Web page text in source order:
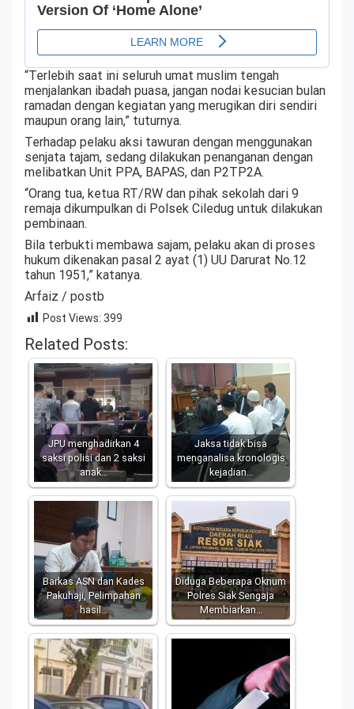
“Terlebih saat ini seluruh umat muslim tengah
menjalankan ibadah puasa, jangan nodai kesucian bulan
ramadan dengan kegiatan yang merugikan diri sendiri
maupun orang lain,” tuturnya.
Terhadap pelaku aksi tawuran dengan menggunakan
senjata tajam, sedang dilakukan penanganan dengan
melibatkan Unit PPA, BAPAS, dan P2TP2A.
“Orang tua, ketua RT/RW dan pihak sekolah dari 9
remaja dikumpulkan di Polsek Ciledug untuk dilakukan
pembinaan.
Bila terbukti membawa sajam, pelaku akan di proses
hukum dikenakan pasal 2 ayat (1) UU Darurat No.12
tahun 1951,” katanya.
Arfaiz / postb
Post Views: 399
Related Posts:
JPU menghadirkan 4
saksi polisi dan 2 saksi
anak…
Jaksa tidak bisa
menganalisa kronologis
kejadian…
Barkas ASN dan Kades
Pakuhaji, Pelimpahan
hasil…
Diduga Beberapa Oknum
Polres Siak Sengaja
Membiarkan…